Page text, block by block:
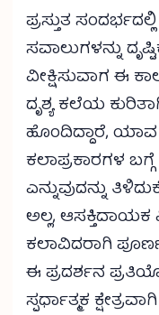
ಪ್ರಸ್ತುತ
ಸವಾಲುಗಳನ್ನು
ವೀಕ್ಷಿಸುವಾಗ ಈ
ದೃಶ್ಯ ಕಲೆಯ
ಹೊಂದಿದ್ದಾರೆ, ಯಾವ
ಕಲಾಪ್ರಕಾರಗಳ
ಎನ್ನುವುದನ್ನು
ಅಲ್ಲ, ಆಸಕ್ತಿದಾಯಕ
ಕಲಾವಿದರಾಗಿ ಪೂರ್ಣ
ಈ ಪ್ರದರ್ಶನ
ಸ್ಪರ್ಧಾತ್ಮಕ